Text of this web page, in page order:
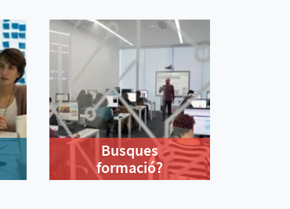
Busques
formació?